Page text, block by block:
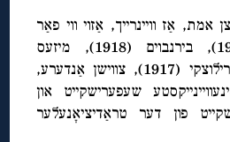
אַז וויינרייך, אַזוי ווי פאַר
אים באָראָכאָוו (1913), בירנבוים (1918), מיזעס
(1908; 1915), און פּרילוצקי (1917), צווישן אַנדערע,
שעפערישקייט און
פון דער טראַדיציאָנעלער